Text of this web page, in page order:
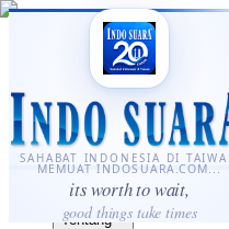
SAHABAT INDONESIA DI
MEMUAT INDOSUARA.COM...
its worth to wait,
good things take times
·...
⌘K
Sahabat Indonesia di
Berita
Layanan
Komunitas
Panduan
Tentang